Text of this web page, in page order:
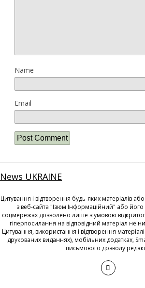
Name
Email
News UKRAINE
Цитування і відтворення будь-яких матеріалів або
з веб-сайта "Ізюм Інформаційний" або його
соцмережах дозволено лише з умовою
гіперпосилання на відповідний матеріал не
Цитування, використання і відтворення
друкованих виданнях), мобільних додатках,
письмового дозволу